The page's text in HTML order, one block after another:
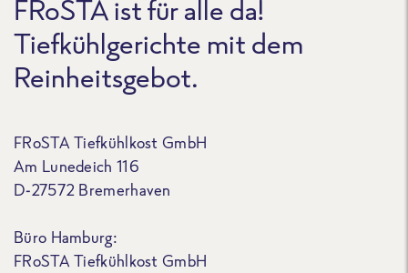
FRoSTA ist für alle da!
Tiefkühlgerichte mit dem
Reinheitsgebot.
FRoSTA Tiefkühlkost GmbH
Am Lunedeich 116
D-27572 Bremerhaven
Büro Hamburg:
FRoSTA Tiefkühlkost GmbH